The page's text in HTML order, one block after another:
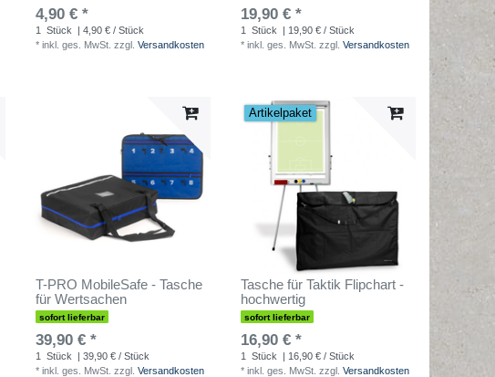
4,90 € *
1 Stück
| 4,90 € / Stück
* inkl. ges. MwSt. zzgl. Versandkosten
19,90 € *
1 Stück
| 19,90 € / Stück
* inkl. ges. MwSt. zzgl. Versandkosten
T-PRO MobileSafe - Tasche
für Wertsachen
sofort lieferbar
39,90 € *
1 Stück
| 39,90 € / Stück
* inkl. ges. MwSt. zzgl. Versandkosten
Artikelpaket
Tasche für Taktik Flipchart -
hochwertig
sofort lieferbar
16,90 € *
1 Stück
| 16,90 € / Stück
* inkl. ges. MwSt. zzgl. Versandkosten